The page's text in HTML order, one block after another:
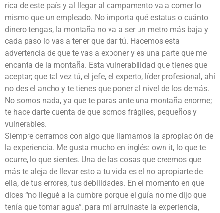
rica de este país y al llegar al campamento va a comer lo
mismo que un empleado. No importa qué estatus o cuánto
dinero tengas, la montaña no va a ser un metro más baja y
cada paso lo vas a tener que dar tú. Hacemos esta
advertencia de que te vas a exponer y es una parte que me
encanta de la montaña. Esta vulnerabilidad que tienes que
aceptar; que tal vez tú, el jefe, el experto, líder profesional, ahí
no des el ancho y te tienes que poner al nivel de los demás.
No somos nada, ya que te paras ante una montaña enorme;
te hace darte cuenta de que somos frágiles, pequeños y
vulnerables.
Siempre cerramos con algo que llamamos la apropiación de
la experiencia. Me gusta mucho en inglés: own it, lo que te
ocurre, lo que sientes. Una de las cosas que creemos que
más te aleja de llevar esto a tu vida es el no apropiarte de
ella, de tus errores, tus debilidades. En el momento en que
dices “no llegué a la cumbre porque el guía no me dijo que
tenía que tomar agua”, para mí arruinaste la experiencia,